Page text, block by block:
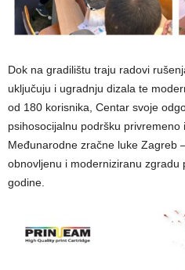
Dok na gradilištu traju radovi
uključuju i ugradnju dizala te
od 180 korisnika, Centar svoje
psihosocijalnu podršku
Međunarodne zračne luke Zagreb
obnovljenu i moderniziranu zgradu
godine.